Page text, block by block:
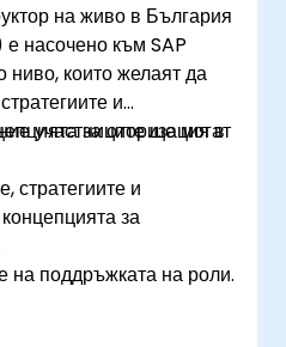
на живо в България
насочено към SAP
ниво, които желаят да
и
за оторизация в
участниците ще могат
стратегиите и
за
на поддръжката на роли.
на оторизации.